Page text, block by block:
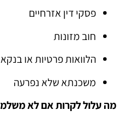
פסקי דין אזרחיים
חוב מזונות
הלוואות פרטיות או
משכנתא שלא נפרעה
מה עלול לקרות אם לא